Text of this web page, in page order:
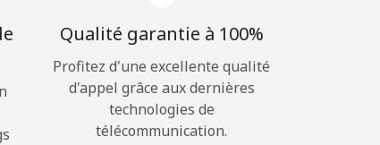
Qualité garantie à 100%
Profitez d'une excellente qualité
d'appel grâce aux dernières
technologies de
télécommunication.